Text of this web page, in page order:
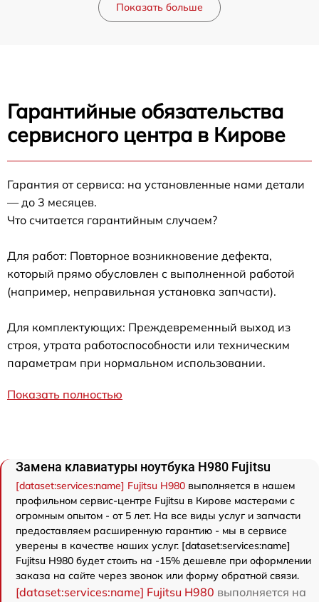
Показать больше
Гарантийные обязательства
сервисного центра в Кирове
Гарантия от сервиса: на установленные нами детали
— до 3 месяцев.
Что считается гарантийным случаем?
Для работ: Повторное возникновение дефекта,
который прямо обусловлен с выполненной работой
(например, неправильная установка запчасти).
Для комплектующих: Преждевременный выход из
строя, утрата работоспособности или техническим
параметрам при нормальном использовании.
Показать полностью
Замена клавиатуры ноутбука H980 Fujitsu
[dataset:services:name] Fujitsu H980 выполняется в нашем
профильном сервис-центре Fujitsu в Кирове мастерами с
огромным опытом - от 5 лет. На все виды услуг и запчасти
предоставляем расширенную гарантию - мы в сервисе
уверены в качестве наших услуг. [dataset:services:name]
Fujitsu H980 будет стоить на -15% дешевле при оформлении
заказа на сайте через звонок или форму обратной связи.
[dataset:services:name] Fujitsu H980 выполняется на